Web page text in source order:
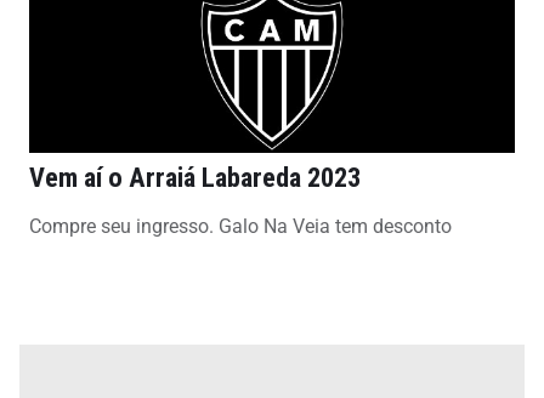
Vem aí o Arraiá Labareda 2023
Compre seu ingresso. Galo Na Veia tem desconto